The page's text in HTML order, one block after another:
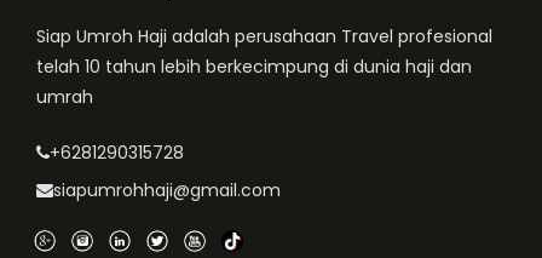
Siap Umroh Haji adalah perusahaan Travel profesional
telah 10 tahun lebih berkecimpung di dunia haji dan
umrah
+6281290315728
siapumrohhaji@gmail.com